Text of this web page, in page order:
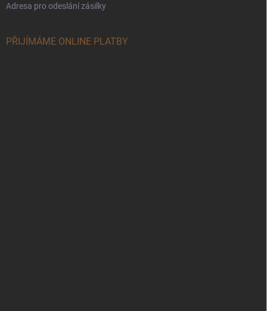
Adresa pro odeslání zásilky
PŘIJÍMÁME ONLINE PLATBY